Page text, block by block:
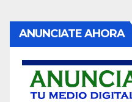
ANUNCIATE AHORA